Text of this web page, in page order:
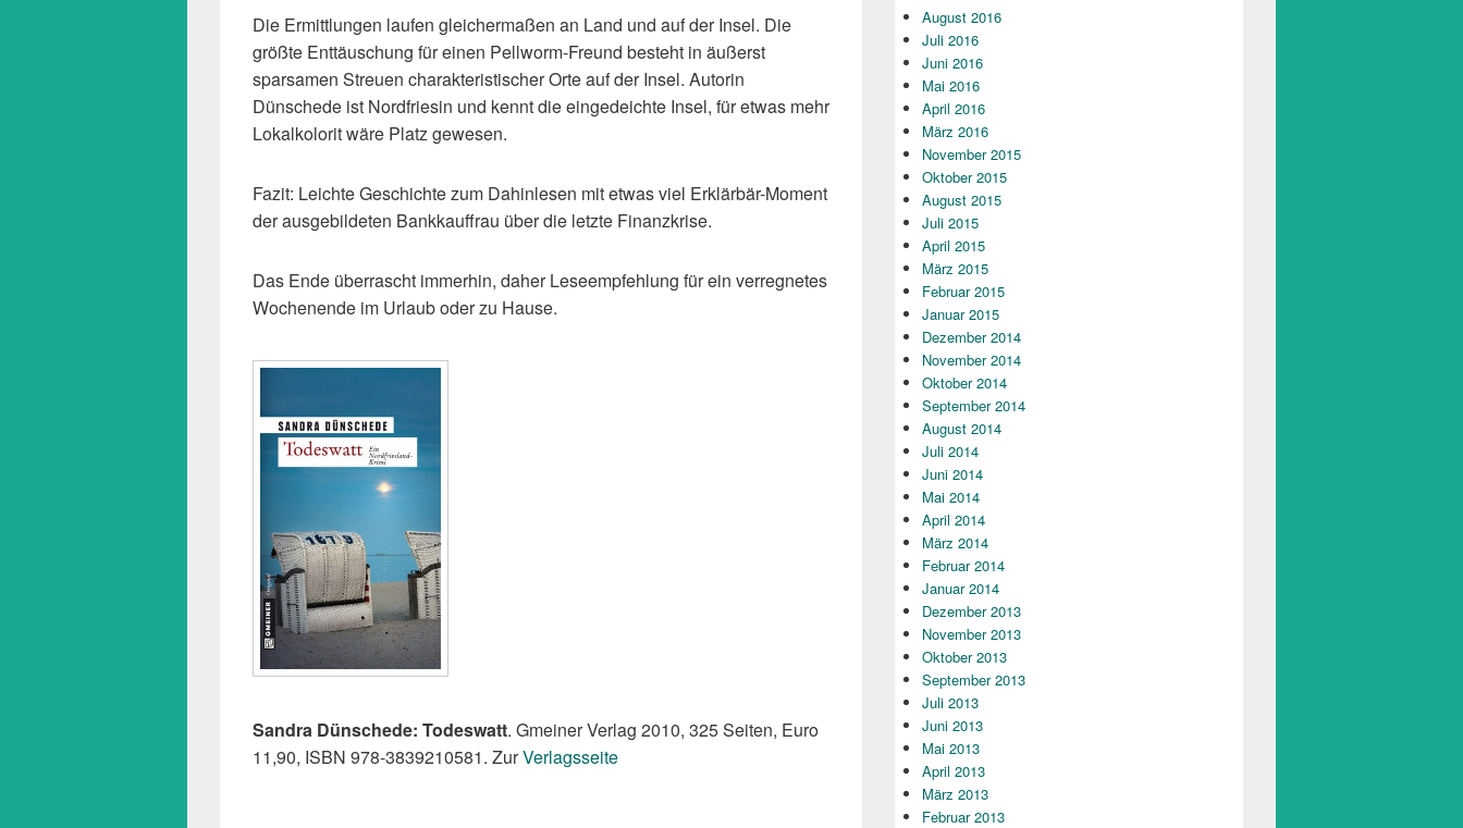
Die Ermittlungen laufen gleichermaßen an Land und auf der Insel. Die
größte Enttäuschung für einen Pellworm-Freund besteht in äußerst
sparsamen Streuen charakteristischer Orte auf der Insel. Autorin
Dünschede ist Nordfriesin und kennt die eingedeichte Insel, für etwas mehr
Lokalkolorit wäre Platz gewesen.
Fazit: Leichte Geschichte zum Dahinlesen mit etwas viel Erklärbär-Moment
der ausgebildeten Bankkauffrau über die letzte Finanzkrise.
Das Ende überrascht immerhin, daher Leseempfehlung für ein verregnetes
Wochenende im Urlaub oder zu Hause.
Sandra Dünschede: Todeswatt. Gmeiner Verlag 2010, 325 Seiten, Euro
11,90, ISBN 978-3839210581. ZurVerlagsseite
August 2016
Juli 2016
Juni 2016
Mai 2016
April 2016
März 2016
November 2015
Oktober 2015
August 2015
Juli 2015
April 2015
März 2015
Februar 2015
Januar 2015
Dezember 2014
November 2014
Oktober 2014
September 2014
August 2014
Juli 2014
Juni 2014
Mai 2014
April 2014
März 2014
Februar 2014
Januar 2014
Dezember 2013
November 2013
Oktober 2013
September 2013
Juli 2013
Juni 2013
Mai 2013
April 2013
März 2013
Februar 2013